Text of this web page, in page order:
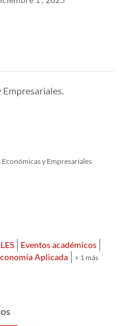
y Empresariales
Eventos académicos
Aplicada + 1 más